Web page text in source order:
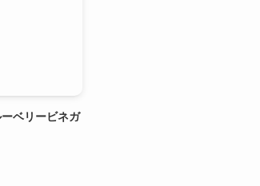
ベリービネガ